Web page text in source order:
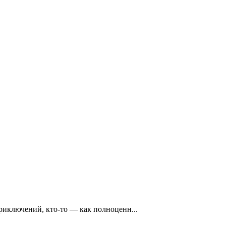
кто-то — как полноценн...